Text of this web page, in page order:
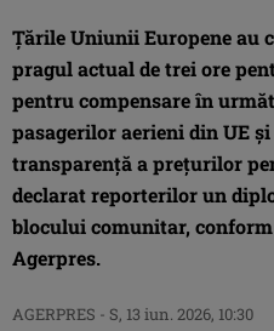
Ţările Uniunii Europene au
pragul actual de trei ore
pentru compensare în
pasagerilor aerieni din UE
transparenţă a preţurilor
declarat reporterilor un
blocului comunitar,
Agerpres.
AGERPRES - S, 13 iun. 2026, 10:30